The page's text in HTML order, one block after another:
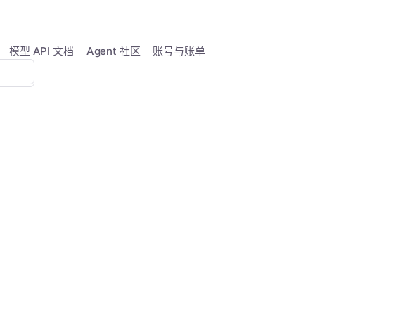
模型 API 文档 Agent 社区 账号与账单